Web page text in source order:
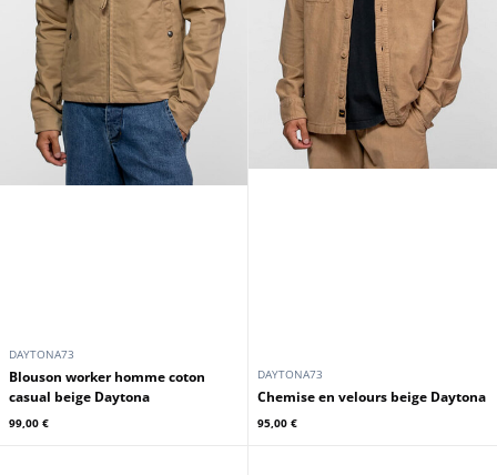
DAYTONA73
Blouson worker homme coton
casual beige Daytona
99,00 €
DAYTONA73
Chemise en velours beige Daytona
95,00 €